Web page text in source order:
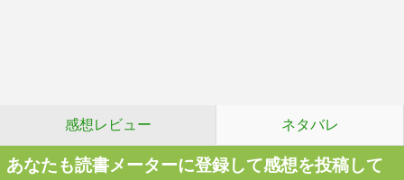
感想レビュー ネタバレ
あなたも読書メーターに登録して感想を投稿して